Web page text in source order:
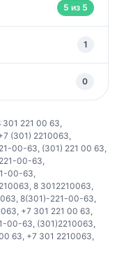
5 из 5
1
0
301 221 00 63,
(301) 2210063,
00-63, (301) 221 00 63,
00-63,
00-63,
, 8 3012210063,
, 8(301)-221-00-63,
, +7 301 221 00 63,
00-63, (301)2210063,
63, +7 301 2210063,